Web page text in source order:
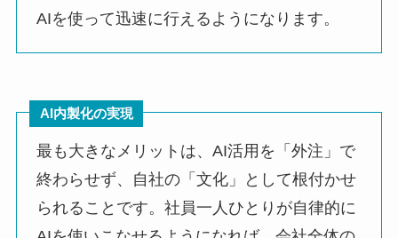
AIを使って迅速に行えるようになります。
AI内製化の実現
最も大きなメリットは、AI活用を「外注」で
終わらせず、自社の「文化」として根付かせ
られることです。社員一人ひとりが自律的に